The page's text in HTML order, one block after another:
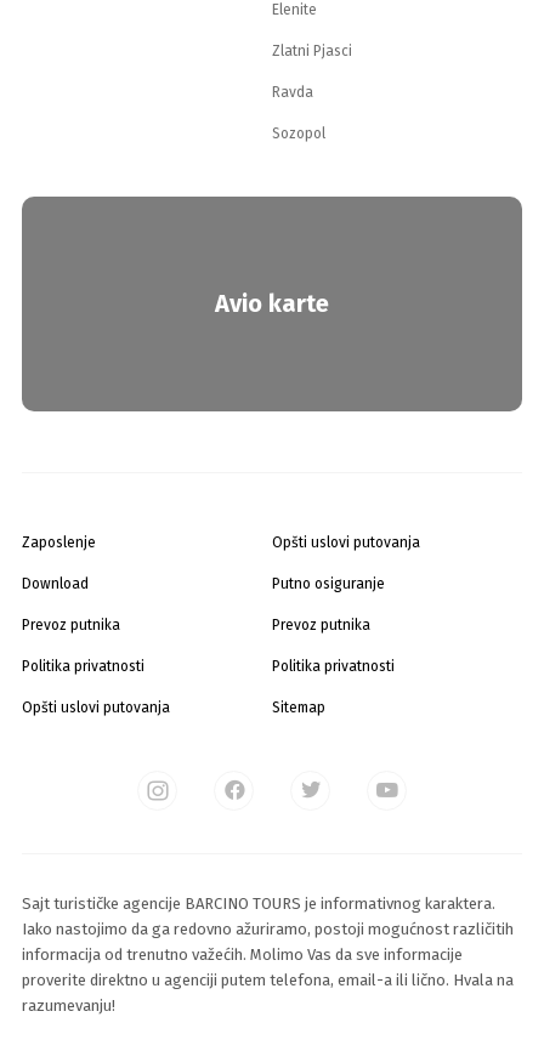
Elenite
Zlatni Pjasci
Ravda
Sozopol
Avio karte
Zaposlenje
Download
Prevoz putnika
Politika privatnosti
Opšti uslovi putovanja
Opšti uslovi putovanja
Putno osiguranje
Prevoz putnika
Politika privatnosti
Sitemap
Sajt turističke agencije BARCINO TOURS je informativnog karaktera.
Iako nastojimo da ga redovno ažuriramo, postoji mogućnost različitih
informacija od trenutno važećih. Molimo Vas da sve informacije
proverite direktno u agenciji putem telefona, email-a ili lično. Hvala na
razumevanju!